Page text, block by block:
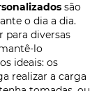
são
o dia a dia.
para diversas
lo
ideais: os
realizar a carga